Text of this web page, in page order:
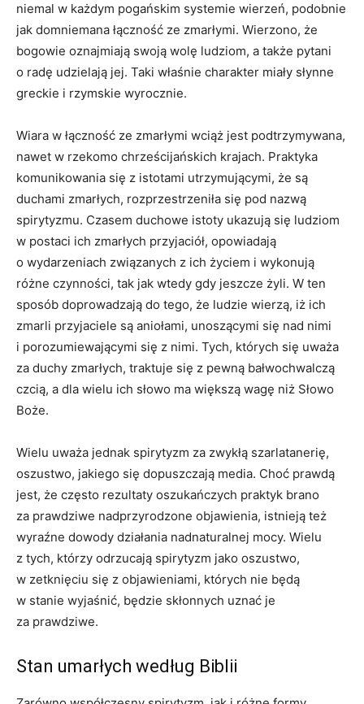
niemal w każdym pogańskim systemie wierzeń, podobnie
jak domniemana łączność ze zmarłymi. Wierzono, że
bogowie oznajmiają swoją wolę ludziom, a także pytani
o radę udzielają jej. Taki właśnie charakter miały słynne
greckie i rzymskie wyrocznie.
Wiara w łączność ze zmarłymi wciąż jest podtrzymywana,
nawet w rzekomo chrześcijańskich krajach. Praktyka
komunikowania się z istotami utrzymującymi, że są
duchami zmarłych, rozprzestrzeniła się pod nazwą
spirytyzmu. Czasem duchowe istoty ukazują się ludziom
w postaci ich zmarłych przyjaciół, opowiadają
o wydarzeniach związanych z ich życiem i wykonują
różne czynności, tak jak wtedy gdy jeszcze żyli. W ten
sposób doprowadzają do tego, że ludzie wierzą, iż ich
zmarli przyjaciele są aniołami, unoszącymi się nad nimi
i porozumiewającymi się z nimi. Tych, których się uważa
za duchy zmarłych, traktuje się z pewną bałwochwalczą
czcią, a dla wielu ich słowo ma większą wagę niż Słowo
Boże.
Wielu uważa jednak spirytyzm za zwykłą szarlatanerię,
oszustwo, jakiego się dopuszczają media. Choć prawdą
jest, że często rezultaty oszukańczych praktyk brano
za prawdziwe nadprzyrodzone objawienia, istnieją też
wyraźne dowody działania nadnaturalnej mocy. Wielu
z tych, którzy odrzucają spirytyzm jako oszustwo,
w zetknięciu się z objawieniami, których nie będą
w stanie wyjaśnić, będzie skłonnych uznać je
za prawdziwe.
Stan umarłych według Biblii